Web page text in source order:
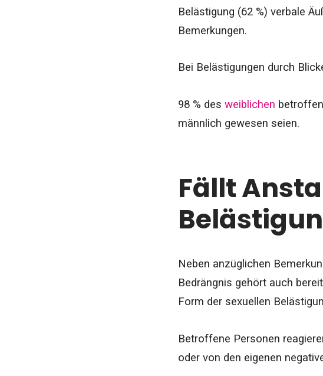
Belästigung (62 %) verbale
Bemerkungen.
Bei Belästigungen durch
98 % des weiblichen
männlich gewesen seien.
Fällt
Neben anzüglichen
Bedrängnis gehört auch
Form der sexuellen
Betroffene Personen
oder von den eigenen